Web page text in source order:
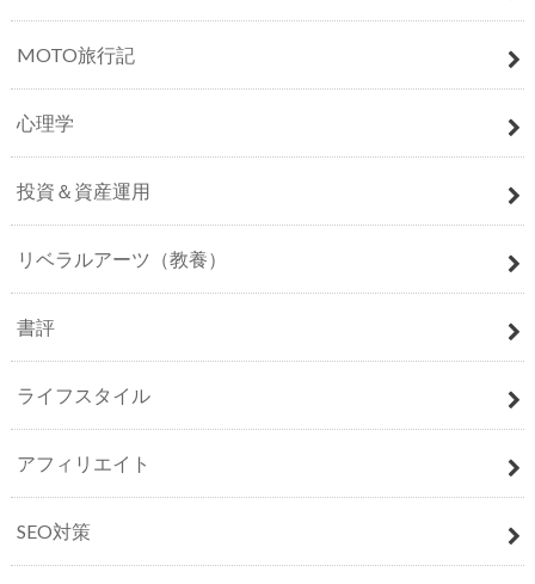
MOTO旅行記
心理学
投資＆資産運用
リベラルアーツ（教養）
書評
ライフスタイル
アフィリエイト
SEO対策